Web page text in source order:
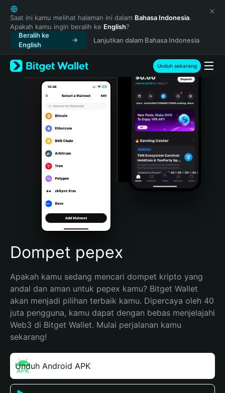
English
日本語
Tiếng Việt
Русский
Español (Latinoamérica)
Türkçe
Italiano
Português (Portugal)
Bahasa Indonesia
Português (Brasil)
Español (Argentina)
Saat ini kamu melihat halaman ini dalam Bahasa Indonesia.
Apakah kamu ingin beralih ke English?
Beralih ke
English
Lanjutkan dalam Bahasa Indonesia
Unduh sekarang
Dompet pepex
Apakah kamu sedang mencari dompet kripto yang
andal dan aman untuk pepex kamu? Bitget Wallet
akan menjadi pilihan terbaik kamu. Dipercaya oleh 40
juta pengguna, kamu dapat dengan bebas menjelajahi
Web3 di Bitget Wallet. Mulai perjalanan kamu
sekarang!
Unduh Android APK